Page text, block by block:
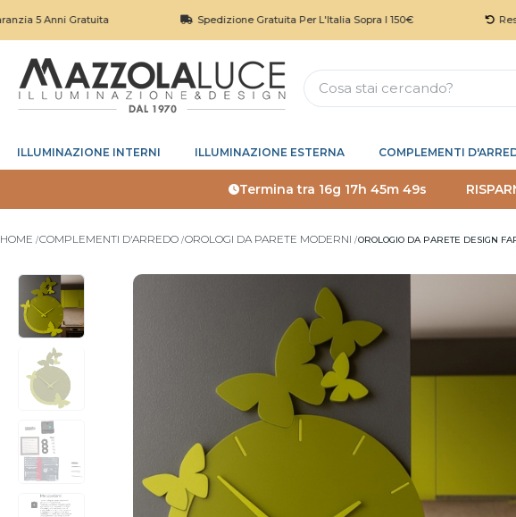
Gratuita Spedizione Gratuita Per L'Italia Sopra I 150€ Reso 30
ILLUMINAZIONE INTERNI ILLUMINAZIONE ESTERNA COMPLEMENTI
Termina tra 16g 17h 45m 48s
HOME COMPLEMENTI D'ARREDO OROLOGI DA PARETE MODERNI OROLOGIO DA PARETE DESIGN